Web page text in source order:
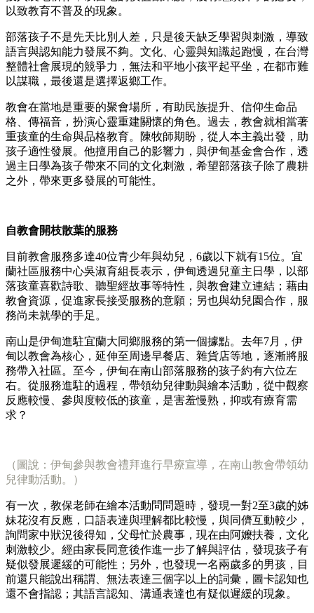
以致教育不普及的現象。
部落孩子不是先天比別人差，只是後天缺乏學習與刺激，導致
語言與認知能力發展不夠。文化、心靈與知識起跑慢，在台灣
整體社會展現的競爭力，無法和平地小孩平起平坐，在都市難
以謀職，最後還是選擇返鄉工作。
教會在當地是重要的聚會場所，有助民族提升、信仰生命品
格、傳福音，扮演心靈重建關懷的角色。過去，教會就相當著
重孩童的生命與品格教育。陳牧師期盼，從人本主義出發，助
孩子適性發展。他擅用自己的影響力，與伊甸基金會合作，透
過主日學為孩子帶來不同的文化刺激，希望部落孩子除了農耕
之外，帶來更多發展的可能性。
自教會開枝散葉的服務
目前教會服務多達40位青少年與幼兒，6歲以下就有15位。宜
蘭社區服務中心吳淑育組長表示，伊甸透過兒童主日學，以部
落孩童喜歡詩歌、聽聖經故事等特性，與教會建立連結；藉由
教會資源，促進家長接受服務的意願；另也與幼兒園合作，服
務尚未就學的手足。
南山是伊甸進駐宜蘭大同鄉服務的第一個據點。去年7月，伊
甸以教會為核心，延伸至周邊早餐店、雜貨店等地，逐漸將服
務帶入社區。至今，伊甸在南山部落服務的孩子約有六位左
右。從服務進駐的過程，帶領幼兒律動與繪本活動，從中觀察
反應較慢、參與度較低的孩童，是害羞慢熟，抑或有療育需
求？
（圖說：伊甸參與教會禮拜進行早療宣導，在南山教會帶領幼
兒律動活動。）
有一次，教保老師在繪本活動問問題時，發現一對2至3歲的姊
妹花沒有反應，口語表達與理解都比較慢，與同儕互動較少，
詢問家中狀況後得知，父母忙於農事，現在由阿嬤扶養，文化
刺激較少。經由家長同意後作進一步了解與評估，發現孩子有
疑似發展遲緩的可能性；另外，也發現一名兩歲多的男孩，目
前還只能說出稱謂、無法表達三個字以上的詞彙，圖卡認知也
還不會指認；其語言認知、溝通表達也有疑似遲緩的現象。